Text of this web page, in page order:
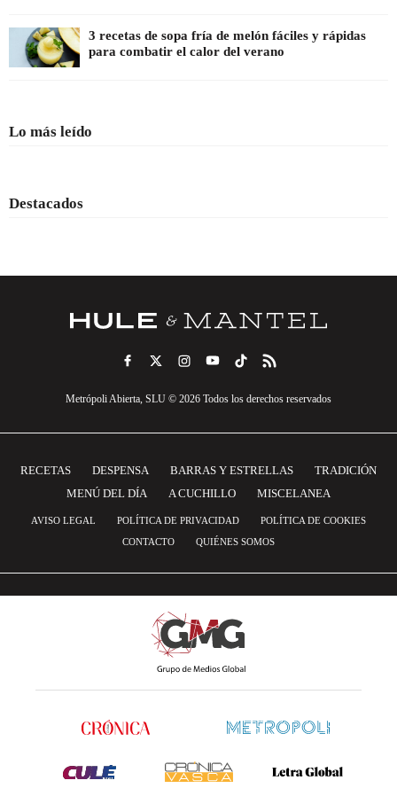
3 recetas de sopa fría de melón fáciles y rápidas
para combatir el calor del verano
Lo más leído
Destacados
Metrópoli Abierta, SLU © 2026 Todos los derechos reservados
RECETAS DESPENSA BARRAS Y ESTRELLAS
TRADICIÓN
MENÚ DEL DÍA
A CUCHILLO MISCELANEA
AVISO LEGAL POLÍTICA DE PRIVACIDAD
POLÍTICA DE COOKIES
CONTACTO
QUIÉNES SOMOS